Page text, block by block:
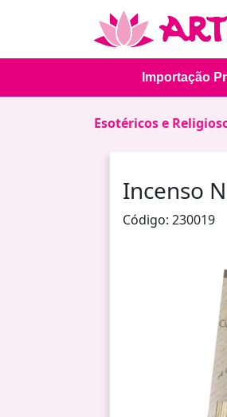
Importação
Esotéricos e
Incenso
Código: 230019